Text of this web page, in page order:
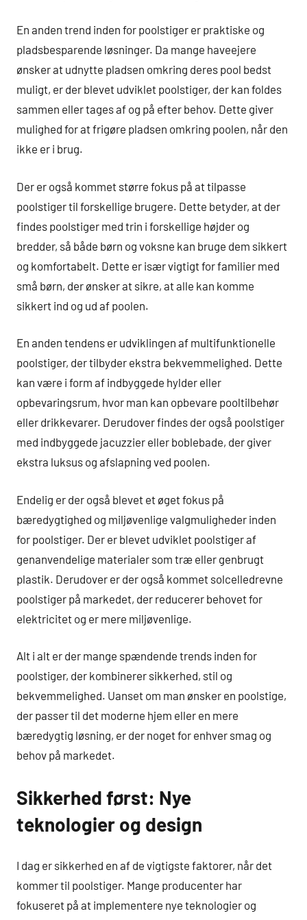
En anden trend inden for poolstiger er praktiske og
pladsbesparende løsninger. Da mange haveejere
ønsker at udnytte pladsen omkring deres pool bedst
muligt, er der blevet udviklet poolstiger, der kan foldes
sammen eller tages af og på efter behov. Dette giver
mulighed for at frigøre pladsen omkring poolen, når den
ikke er i brug.
Der er også kommet større fokus på at tilpasse
poolstiger til forskellige brugere. Dette betyder, at der
findes poolstiger med trin i forskellige højder og
bredder, så både børn og voksne kan bruge dem sikkert
og komfortabelt. Dette er især vigtigt for familier med
små børn, der ønsker at sikre, at alle kan komme
sikkert ind og ud af poolen.
En anden tendens er udviklingen af multifunktionelle
poolstiger, der tilbyder ekstra bekvemmelighed. Dette
kan være i form af indbyggede hylder eller
opbevaringsrum, hvor man kan opbevare pooltilbehør
eller drikkevarer. Derudover findes der også poolstiger
med indbyggede jacuzzier eller boblebade, der giver
ekstra luksus og afslapning ved poolen.
Endelig er der også blevet et øget fokus på
bæredygtighed og miljøvenlige valgmuligheder inden
for poolstiger. Der er blevet udviklet poolstiger af
genanvendelige materialer som træ eller genbrugt
plastik. Derudover er der også kommet solcelledrevne
poolstiger på markedet, der reducerer behovet for
elektricitet og er mere miljøvenlige.
Alt i alt er der mange spændende trends inden for
poolstiger, der kombinerer sikkerhed, stil og
bekvemmelighed. Uanset om man ønsker en poolstige,
der passer til det moderne hjem eller en mere
bæredygtig løsning, er der noget for enhver smag og
behov på markedet.
Sikkerhed først: Nye
teknologier og design
I dag er sikkerhed en af de vigtigste faktorer, når det
kommer til poolstiger. Mange producenter har
fokuseret på at implementere nye teknologier og